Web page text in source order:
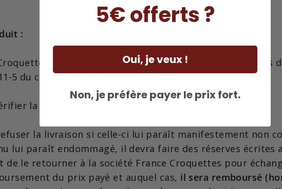
:
répond des défauts de conformité existant lors
5 du code de la consommation.
la conformité du colis livré à sa réception.
la livraison si celle-ci lui paraît manifestement non
lui paraît endommagé, il devra faire des réserves écrites
de le retourner à la société France Croquettes pour
du prix payé et auquel cas, il sera remboursé
5€ offerts ?
Oui, je veux !
Non, je préfère payer le prix fort.